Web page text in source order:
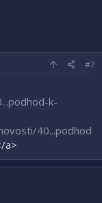
#7
k-
40...podhod
a>